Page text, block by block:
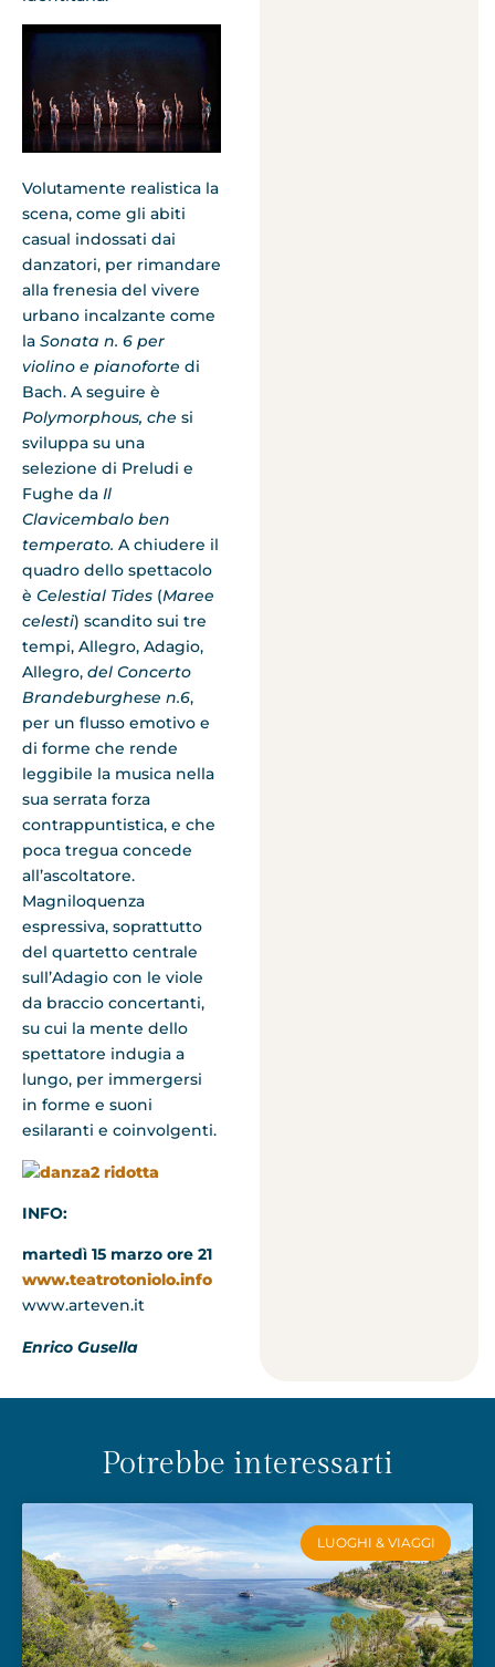
Volutamente realistica la
scena, come gli abiti
casual indossati dai
danzatori, per rimandare
alla frenesia del vivere
urbano incalzante come
la Sonata n. 6 per
violino e pianoforte di
Bach. A seguire è
Polymorphous, che si
sviluppa su una
selezione di Preludi e
Fughe da Il
Clavicembalo ben
temperato. A chiudere il
quadro dello spettacolo
è Celestial Tides (Maree
celesti) scandito sui tre
tempi, Allegro, Adagio,
Allegro, del Concerto
Brandeburghese n.6,
per un flusso emotivo e
di forme che rende
leggibile la musica nella
sua serrata forza
contrappuntistica, e che
poca tregua concede
all’ascoltatore.
Magniloquenza
espressiva, soprattutto
del quartetto centrale
sull’Adagio con le viole
da braccio concertanti,
su cui la mente dello
spettatore indugia a
lungo, per immergersi
in forme e suoni
esilaranti e coinvolgenti.
INFO:
martedì 15 marzo ore 21
www.teatrotoniolo.info
www.arteven.it
Enrico Gusella
Potrebbe interessarti
LUOGHI & VIAGGI